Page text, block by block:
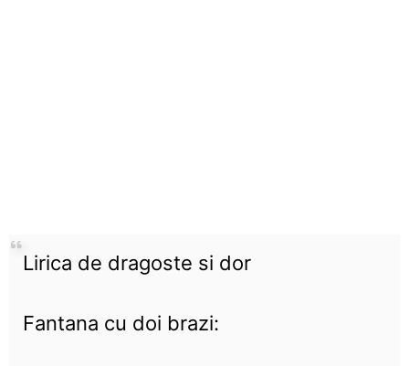
Lirica de dragoste si dor
Fantana cu doi brazi: